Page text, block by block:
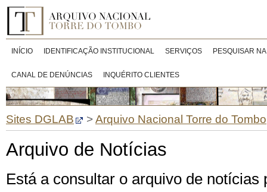
INÍCIO IDENTIFICAÇÃO INSTITUCIONAL SERVIÇOS PESQUISAR
CANAL DE DENÚNCIAS INQUÉRITO CLIENTES
Sites DGLAB >Arquivo Nacional Torre do Tombo
Arquivo de Notícias
Está a consultar o arquivo de notícias